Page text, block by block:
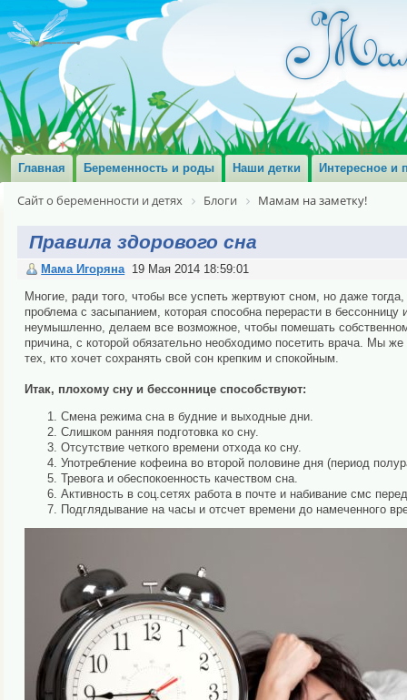
Главная Беременность и роды Наши детки Интересное и
Сайт о беременности и детях Блоги Мамам на заметку!
Правила здорового сна
Мама Игоряна 19 Мая 2014 18:59:01
Многие, ради того, чтобы все успеть жертвуют сном, но даже
проблема с засыпанием, которая способна перерасти в
неумышленно, делаем все возможное, чтобы помешать
причина, с которой обязательно необходимо посетить врача. Мы
тех, кто хочет сохранять свой сон крепким и спокойным.
Итак, плохому сну и бессоннице способствуют:
Смена режима сна в будние и выходные дни.
Слишком ранняя подготовка ко сну.
Отсутствие четкого времени отхода ко сну.
Употребление кофеина во второй половине дня (период
Тревога и обеспокоенность качеством сна.
Активность в соц.сетях работа в почте и набивание смс
Подглядывание на часы и отсчет времени до намеченного